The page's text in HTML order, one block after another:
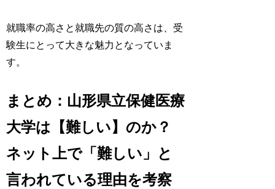
就職率の高さと就職先の質の高さは、受
験生にとって大きな魅力となっていま
す。
まとめ：山形県立保健医療
大学は【難しい】のか？
ネット上で「難しい」と
言われている理由を考察